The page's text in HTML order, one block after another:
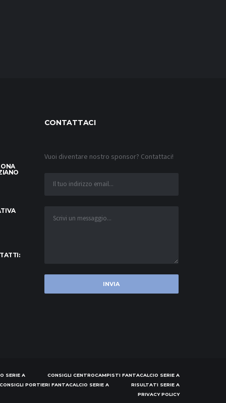
CONTATTACI
Vuoi diventare nostro sponsor? Contattaci!
SERIE A
CONSIGLI CENTROCAMPISTI FANTACALCIO SERIE A
CONSIGLI PORTIERI FANTACALCIO SERIE A
RISULTATI SERIE A
PRIVACY POLICY